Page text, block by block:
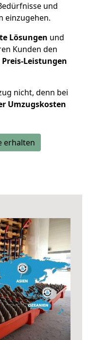
und
einzugehen.
Lösungen und
Kunden den
Leistungen
nicht, denn bei
Umzugskosten
erhalten